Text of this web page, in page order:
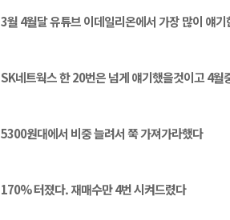
3월 4월달 유튜브 이데일리온에서 가장 많이 얘기
SK네트웍스 한 20번은 넘게 얘기했을것이고 4월
5300원대에서 비중 늘려서 쭉 가져가라했다
170% 터졌다. 재매수만 4번 시켜드렸다